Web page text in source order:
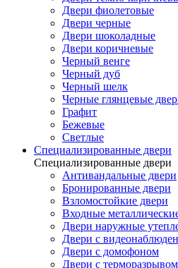
Двери фиолетовые
Двери черные
Двери шоколадные
Двери коричневые
Черный венге
Черный дуб
Черный шелк
Черные глянцевые
Графит
Бежевые
Светлые
Специализированные двери
Специализированные двери
Антивандальные двери
Бронированные двери
Взломостойкие двери
Входные
Двери наружные
Двери с
Двери с домофоном
Двери с терморазрывом